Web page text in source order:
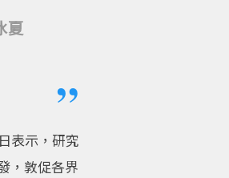
夏
表示，研究
，敦促各界